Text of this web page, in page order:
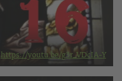
https://youtu.be/g3r_VDcIA-Y